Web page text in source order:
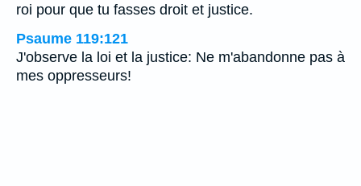
roi pour que tu fasses droit et justice.
Psaume 119:121
J'observe la loi et la justice: Ne m'abandonne pas à
mes oppresseurs!